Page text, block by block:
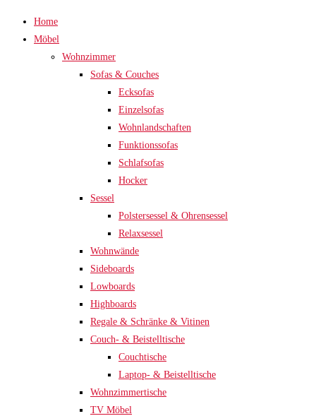
Home
Möbel
Wohnzimmer
Sofas & Couches
Ecksofas
Einzelsofas
Wohnlandschaften
Funktionssofas
Schlafsofas
Hocker
Sessel
Polstersessel & Ohrensessel
Relaxsessel
Wohnwände
Sideboards
Lowboards
Highboards
Regale & Schränke & Vitinen
Couch- & Beistelltische
Couchtische
Laptop- & Beistelltische
Wohnzimmertische
TV Möbel